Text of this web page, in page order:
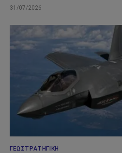
31/07/2026
ΓΕΩΣΤΡΑΤΗΓΙΚΉ